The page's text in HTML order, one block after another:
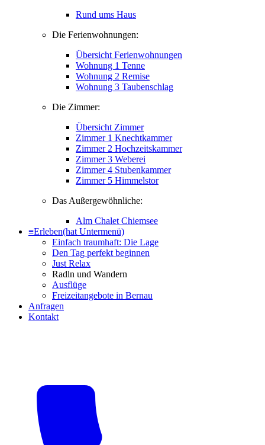
Rund ums Haus
Die Ferienwohnungen:
Übersicht Ferienwohnungen
Wohnung 1 Tenne
Wohnung 2 Remise
Wohnung 3 Taubenschlag
Die Zimmer:
Übersicht Zimmer
Zimmer 1 Knechtkammer
Zimmer 2 Hochzeitskammer
Zimmer 3 Weberei
Zimmer 4 Stubenkammer
Zimmer 5 Himmelstor
Das Außergewöhnliche:
Alm Chalet Chiemsee
≡Erleben(hat Untermenü)
Einfach traumhaft: Die Lage
Den Tag perfekt beginnen
Just Relax
Radln und Wandern
Ausflüge
Freizeitangebote in Bernau
Anfragen
Kontakt